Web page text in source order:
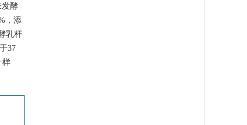
发酵
，添
乳杆
37
样